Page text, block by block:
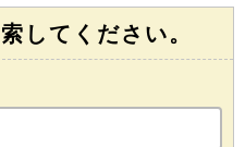
してください。